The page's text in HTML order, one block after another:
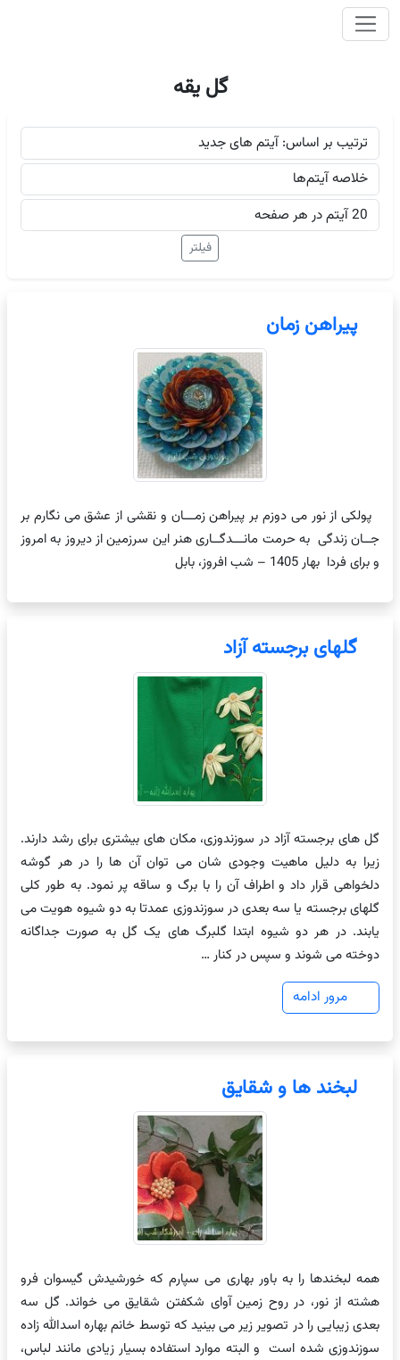
اصلی
گل یقه
پیراهن زمان
پولکی از نور می دوزم بر پیراهن زمـــان و نقشی از عشق می نگارم بر
جــان زندگی به حرمت مانـــدگــاری هنر این سرزمین از دیروز به امروز
و برای فردا بهار 1405 – شب افروز، بابل
گلهای برجسته آزاد
گل های برجسته آزاد در سوزندوزی، مکان های بیشتری برای رشد دارند.
زیرا به دلیل ماهیت وجودی شان می توان آن ها را در هر گوشه
دلخواهی قرار داد و اطراف آن را با برگ و ساقه پر نمود. به طور کلی
گلهای برجسته یا سه بعدی در سوزندوزی عمدتا به دو شیوه هویت می
یابند. در هر دو شیوه ابتدا گلبرگ های یک گل به صورت جداگانه
دوخته می شوند و سپس در کنار …
مرور ادامه
لبخند ها و شقایق
همه لبخندها را به باور بهاری می سپارم که خورشیدش گیسوان فرو
هشته از نور، در روح زمین آوای شکفتن شقایق می خواند. گل سه
بعدی زیبایی را در تصویر زیر می بینید که توسط خانم بهاره اسدالله زاده
سوزندوزی شده است و البته موارد استفاده بسیار زیادی مانند لباس،